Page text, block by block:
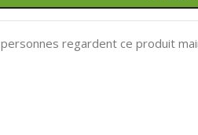
personnes regardent ce produit